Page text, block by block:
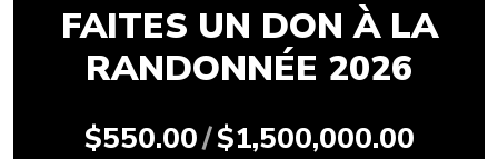
FAITES UN DON À LA
RANDONNÉE 2026
$550.00/$1,500,000.00